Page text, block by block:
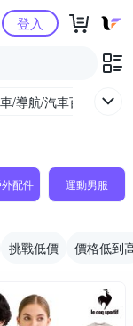
心
登入
/導航/汽車百貨
配件 運動男服
挑戰低價 價格低到